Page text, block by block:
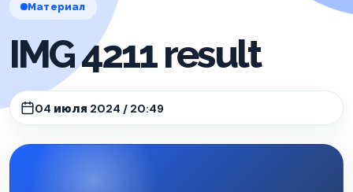
Материал
IMG 4211 result
04 июля 2024 / 20:49